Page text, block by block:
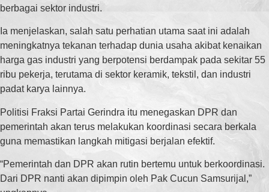
berbagai sektor industri.
Ia menjelaskan, salah satu perhatian utama saat ini adalah
meningkatnya tekanan terhadap dunia usaha akibat kenaikan
harga gas industri yang berpotensi berdampak pada sekitar 55
ribu pekerja, terutama di sektor keramik, tekstil, dan industri
padat karya lainnya.
Politisi Fraksi Partai Gerindra itu menegaskan DPR dan
pemerintah akan terus melakukan koordinasi secara berkala
guna memastikan langkah mitigasi berjalan efektif.
“Pemerintah dan DPR akan rutin bertemu untuk berkoordinasi.
Dari DPR nanti akan dipimpin oleh Pak Cucun Samsurijal,”